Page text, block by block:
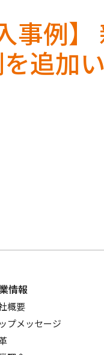
事例
追加
情報
概要
プメッセージ